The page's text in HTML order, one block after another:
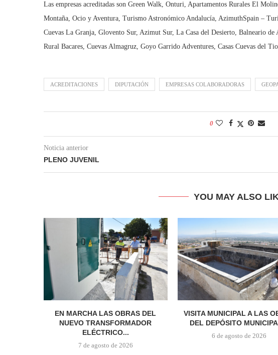
Las empresas acreditadas son Green Walk, Onturi, Apartamentos Rurales El
Montaña, Ocio y Aventura, Turismo Astronómico Andalucía, AzimuthSpain –
Cuevas La Granja, Glovento Sur, Azimut Sur, La Casa del Desierto, Balneario
Rural Bacares, Cuevas Almagruz, Goyo Garrido Adventures, Casas Cuevas del
ACREDITACIONES DIPUTACIÓN EMPRESAS COLABORADORAS
0
Noticia anterior
PLENO JUVENIL
YOU MAY ALSO
EN MARCHA LAS OBRAS DEL
NUEVO TRANSFORMADOR
ELÉCTRICO...
7 de agosto de 2026
VISITA MUNICIPAL A LAS
DEL DEPÓSITO
6 de agosto de 2026